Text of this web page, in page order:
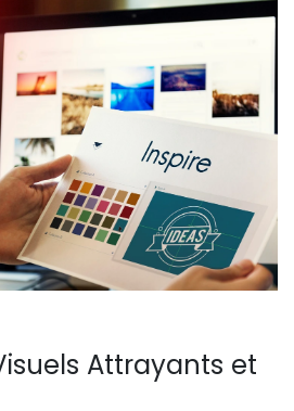
Attrayants et